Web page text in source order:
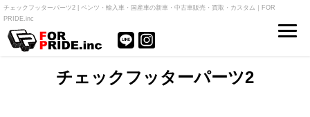
チェックフッターパーツ2 | ベンツ・輸入車・国産車の新車・中古車販売・買取・カスタム｜FOR
PRIDE.inc
チェックフッターパーツ2